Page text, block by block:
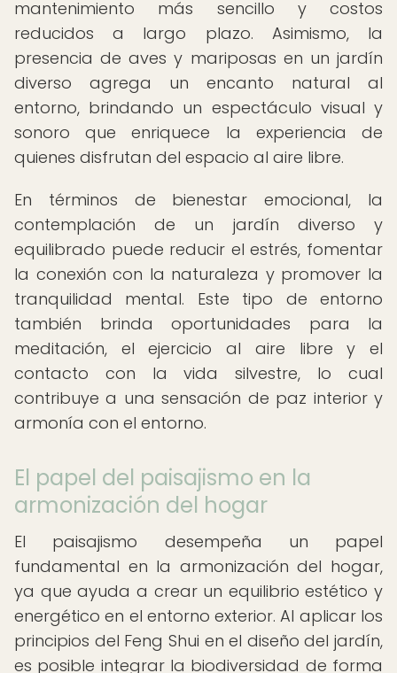
mantenimiento más sencillo y costos
reducidos a largo plazo. Asimismo, la
presencia de aves y mariposas en un jardín
diverso agrega un encanto natural al
entorno, brindando un espectáculo visual y
sonoro que enriquece la experiencia de
quienes disfrutan del espacio al aire libre.
En términos de bienestar emocional, la
contemplación de un jardín diverso y
equilibrado puede reducir el estrés, fomentar
la conexión con la naturaleza y promover la
tranquilidad mental. Este tipo de entorno
también brinda oportunidades para la
meditación, el ejercicio al aire libre y el
contacto con la vida silvestre, lo cual
contribuye a una sensación de paz interior y
armonía con el entorno.
El papel del paisajismo en la
armonización del hogar
El paisajismo desempeña un papel
fundamental en la armonización del hogar,
ya que ayuda a crear un equilibrio estético y
energético en el entorno exterior. Al aplicar los
principios del Feng Shui en el diseño del jardín,
es posible integrar la biodiversidad de forma